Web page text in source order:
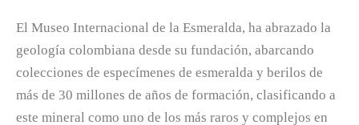
El Museo Internacional de la Esmeralda, ha abrazado la
geología colombiana desde su fundación, abarcando
colecciones de especímenes de esmeralda y berilos de
más de 30 millones de años de formación, clasificando a
este mineral como uno de los más raros y complejos en